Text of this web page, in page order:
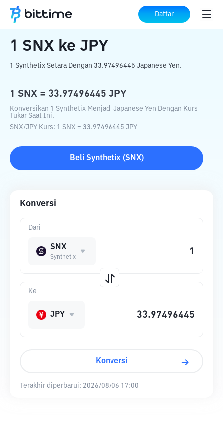
Daftar
Beranda Konverter Kripto ke JPY
1 SNX ke JPY
1 Synthetix Setara Dengan 33.97496445 Japanese Yen.
1 SNX = 33.97496445 JPY
Konversikan 1 Synthetix Menjadi Japanese Yen Dengan Kurs
Tukar Saat Ini.
SNX/JPY Kurs: 1 SNX = 33.97496445 JPY
Beli Synthetix(SNX)
Konversi
Dari
SNX
Synthetix
Ke
JPY
Konversi
Terakhir diperbarui: 2026/08/06 17:00